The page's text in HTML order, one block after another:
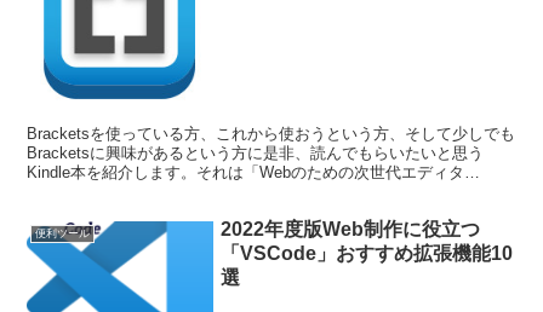
Bracketsを使っている方、これから使おうという方、そして少しでも
Bracketsに興味があるという方に是非、読んでもらいたいと思う
Kindle本を紹介します。それは「Webのための次世代エディタ
再度しっかりと紹介しておきます。
便利ツール
2022年度版Web制作に役立つ
「VSCode」おすすめ拡張機能10
選